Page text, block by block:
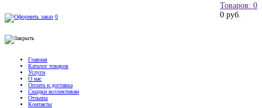
Товаров: 0
0 руб.
0
Главная
Каталог товаров
Услуги
О нас
Оплата и доставка
Скидки коллективам
Отзывы
Контакты